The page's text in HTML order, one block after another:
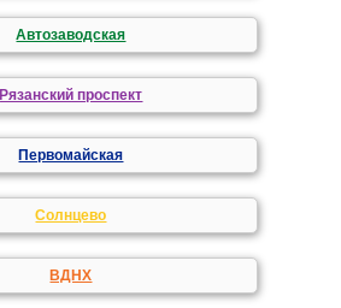
Автозаводская
Рязанский проспект
Первомайская
Солнцево
ВДНХ